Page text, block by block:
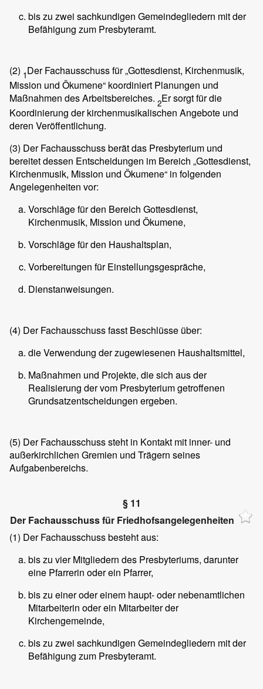
bis zu zwei sachkundigen Gemeindegliedern mit der
Befähigung zum Presbyteramt.
(2) 1Der Fachausschuss für „Gottesdienst, Kirchenmusik,
Mission und Ökumene“ koordiniert Planungen und
Maßnahmen des Arbeitsbereiches. 2Er sorgt für die
Koordinierung der kirchenmusikalischen Angebote und
deren Veröffentlichung.
(3) Der Fachausschuss berät das Presbyterium und
bereitet dessen Entscheidungen im Bereich „Gottesdienst,
Kirchenmusik, Mission und Ökumene“ in folgenden
Angelegenheiten vor:
Vorschläge für den Bereich Gottesdienst,
Kirchenmusik, Mission und Ökumene,
Vorschläge für den Haushaltsplan,
Vorbereitungen für Einstellungsgespräche,
Dienstanweisungen.
(4) Der Fachausschuss fasst Beschlüsse über:
die Verwendung der zugewiesenen Haushaltsmittel,
Maßnahmen und Projekte, die sich aus der
Realisierung der vom Presbyterium getroffenen
Grundsatzentscheidungen ergeben.
(5) Der Fachausschuss steht in Kontakt mit inner- und
außerkirchlichen Gremien und Trägern seines
Aufgabenbereichs.
§ 11
Der Fachausschuss für Friedhofsangelegenheiten
(1) Der Fachausschuss besteht aus:
bis zu vier Mitgliedern des Presbyteriums, darunter
eine Pfarrerin oder ein Pfarrer,
bis zu einer oder einem haupt- oder nebenamtlichen
Mitarbeiterin oder ein Mitarbeiter der
Kirchengemeinde,
bis zu zwei sachkundigen Gemeindegliedern mit der
Befähigung zum Presbyteramt.